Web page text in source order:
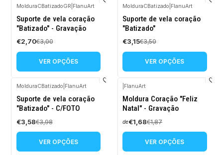
-10%
DESCONTO
MolduraCBatizadoGR FlanuArt
Suporte de vela coração
"Batizado" - Gravação
€2,70€3,00
VER OPÇÕES
-10%
DESCONTO
MolduraCBatizado FlanuArt
Suporte de vela coração
"Batizado"
€3,15€3,50
VER OPÇÕES
-10%
DESCONTO
MolduraCBatizado FlanuArt
Suporte de vela coração
"Batizado" - C/FOTO
€3,58€3,98
VER OPÇÕES
-10%
DESCONTO
FlanuArt
Moldura Coração "Feliz
Natal" - Gravação
de€1,68€1,87
VER OPÇÕES